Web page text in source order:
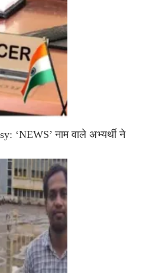
‘NEWS’ नाम वाले अभ्यर्थी ने